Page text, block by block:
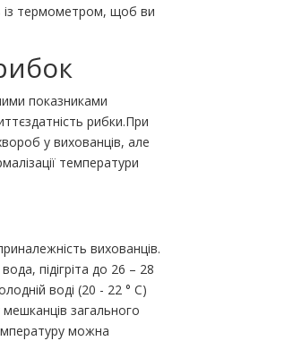
із термометром, щоб ви
показниками
рибки.При
у вихованців, але
температури
вихованців.
підігріта до 26 – 28
воді (20 - 22 ° C)
загального
можна